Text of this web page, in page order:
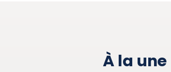
À la une